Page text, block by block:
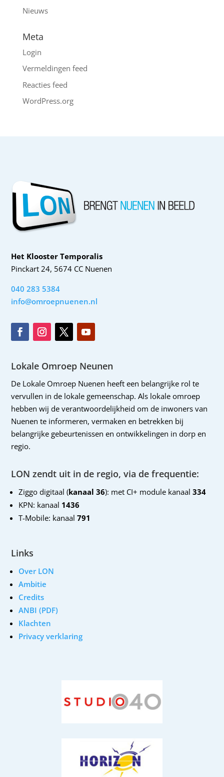
Nieuws
Meta
Login
Vermeldingen feed
Reacties feed
WordPress.org
Het Klooster Temporalis
Pinckart 24, 5674 CC Nuenen
040 283 5384
info@omroepnuenen.nl
Lokale Omroep Neunen
De Lokale Omroep Nuenen heeft een belangrijke rol te
vervullen in de lokale gemeenschap. Als lokale omroep
hebben wij de verantwoordelijkheid om de inwoners van
Nuenen te informeren, vermaken en betrekken bij
belangrijke gebeurtenissen en ontwikkelingen in dorp en
regio.
LON zendt uit in de regio, via de frequentie:
Ziggo digitaal (kanaal 36): met CI+ module kanaal 334
KPN: kanaal 1436
T-Mobile: kanaal791
Links
Over LON
Ambitie
Credits
ANBI (PDF)
Klachten
Privacy verklaring